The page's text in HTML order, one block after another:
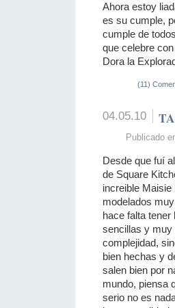
Ahora estoy
es su cumple,
cumple de
que celebre
Dora la
(11)
04.05.10
Publicado
Desde que fuí
de Square
increible
modelados
hace falta
sencillas y muy
complejidad,
bien hechas y
salen bien por
mundo, piensa
serio no es